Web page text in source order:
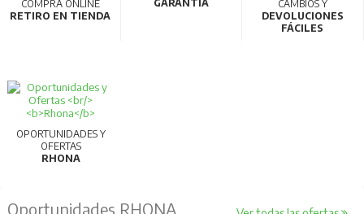
COMPRA ONLINE
RETIRO EN TIENDA
GARANTÍA
CAMBIOS Y
DEVOLUCIONES
FÁCILES
OPORTUNIDADES Y
OFERTAS
RHONA
Oportunidades RHONA